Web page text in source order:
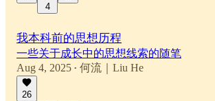
4
我本科前的思想历程
一些关于成长中的思想线索的随笔
Aug 4, 2025 • 何流｜Liu He
26